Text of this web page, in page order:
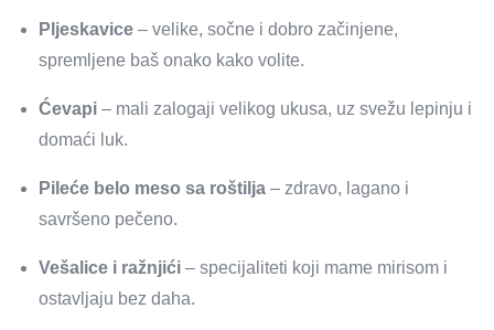
Pljeskavice – velike, sočne i dobro začinjene,
spremljene baš onako kako volite.
Ćevapi – mali zalogaji velikog ukusa, uz svežu lepinju i
domaći luk.
Pileće belo meso sa roštilja – zdravo, lagano i
savršeno pečeno.
Vešalice i ražnjići – specijaliteti koji mame mirisom i
ostavljaju bez daha.